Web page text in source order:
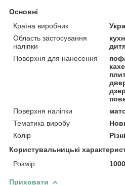
Основні
Країна виробник
Область застосування
наліпки
Поверхня для нанесення
Поверхня наліпки
Тематика виробу
Колір
Користувальницькі
Розмір
Приховати